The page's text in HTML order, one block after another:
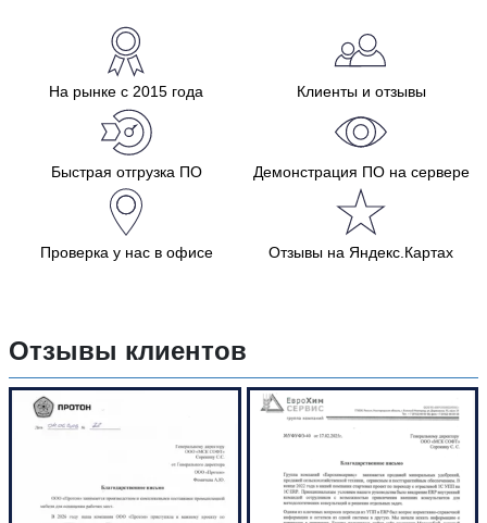
На рынке с 2015 года Клиенты и отзывы
Быстрая отгрузка ПО Демонстрация ПО на сервере
Проверка у нас в офисе Отзывы на Яндекс.Картах
Отзывы клиентов